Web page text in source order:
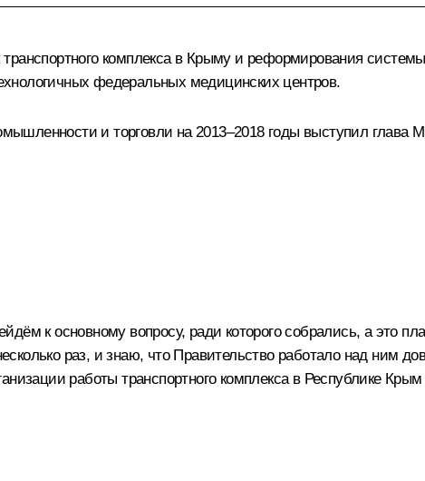
комплекса в Крыму и реформирования
федеральных медицинских центров.
и торговли на 2013–2018 годы выступил глава
к основному вопросу, ради которого собрались, а это
раз, и знаю, что Правительство работало над ним
работы транспортного комплекса в Республике